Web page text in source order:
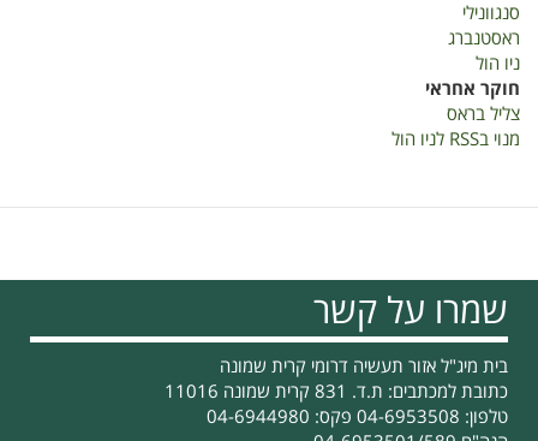
סנגוונילי
ראסטנברג
ניו הול
חוקר אחראי
צליל בראס
מנוי בRSS לניו הול
שמרו על קשר
בית מיג"ל אזור תעשיה דרומי קרית שמונה
כתובת למכתבים: ת.ד. 831 קרית שמונה 11016
טלפון: 04-6953508 פקס: 04-6944980